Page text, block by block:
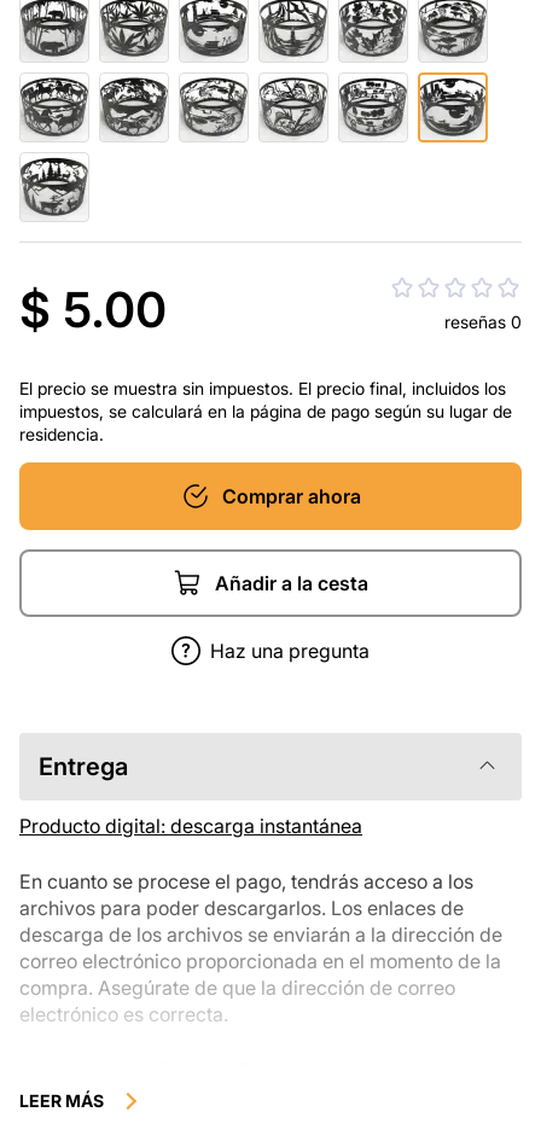
$ 5.00 reseñas 0
El precio se muestra sin impuestos. El precio final, incluidos los
impuestos, se calculará en la página de pago según su lugar de
residencia.
Comprar ahora
Añadir a la cesta
Haz una pregunta
Entrega
Producto digital: descarga instantánea
En cuanto se procese el pago, tendrás acceso a los
archivos para poder descargarlos. Los enlaces de
descarga de los archivos se enviarán a la dirección de
correo electrónico proporcionada en el momento de la
compra. Asegúrate de que la dirección de correo
electrónico es correcta.
instantánea no se pueden devolver, cambiar ni cancelar
LEER MÁS